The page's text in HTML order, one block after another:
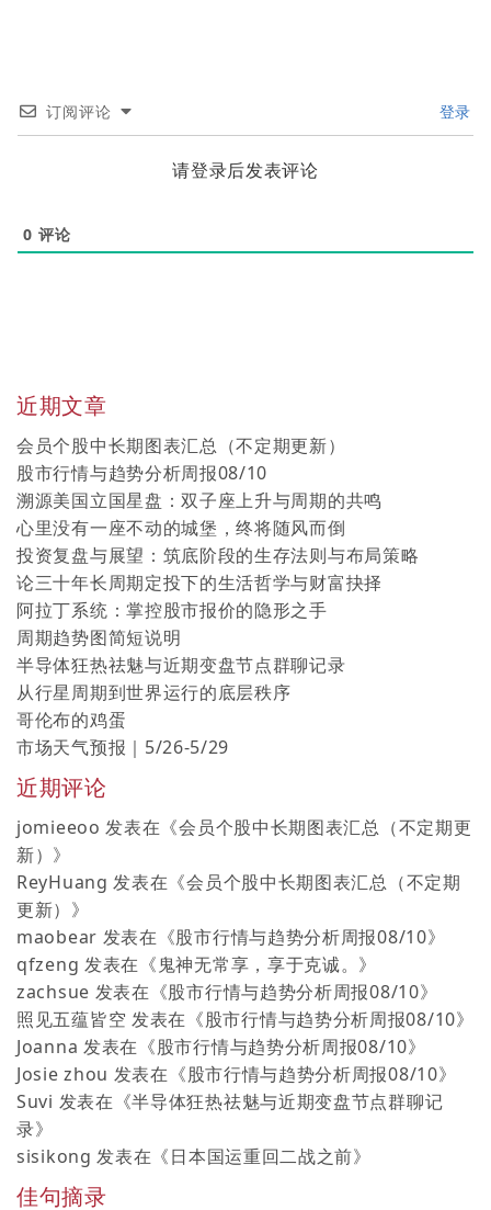
订阅评论 登录
请登录后发表评论
0 评论
近期文章
会员个股中长期图表汇总（不定期更新）
股市行情与趋势分析周报08/10
溯源美国立国星盘：双子座上升与周期的共鸣
心里没有一座不动的城堡，终将随风而倒
投资复盘与展望：筑底阶段的生存法则与布局策略
论三十年长周期定投下的生活哲学与财富抉择
阿拉丁系统：掌控股市报价的隐形之手
周期趋势图简短说明
半导体狂热祛魅与近期变盘节点群聊记录
从行星周期到世界运行的底层秩序
哥伦布的鸡蛋
市场天气预报｜5/26-5/29
近期评论
jomieeoo 发表在《会员个股中长期图表汇总（不定期更
新） 》
ReyHuang 发表在《会员个股中长期图表汇总（不定期
更新） 》
maobear 发表在《股市行情与趋势分析周报08/10》
qfzeng 发表在《鬼神无常享，享于克诚。 》
zachsue 发表在《股市行情与趋势分析周报08/10》
照见五蕴皆空 发表在《股市行情与趋势分析周报08/10》
Joanna 发表在《股市行情与趋势分析周报08/10》
Josie zhou 发表在《股市行情与趋势分析周报08/10》
Suvi 发表在《半导体狂热祛魅与近期变盘节点群聊记
录》
sisikong 发表在《日本国运重回二战之前》
佳句摘录